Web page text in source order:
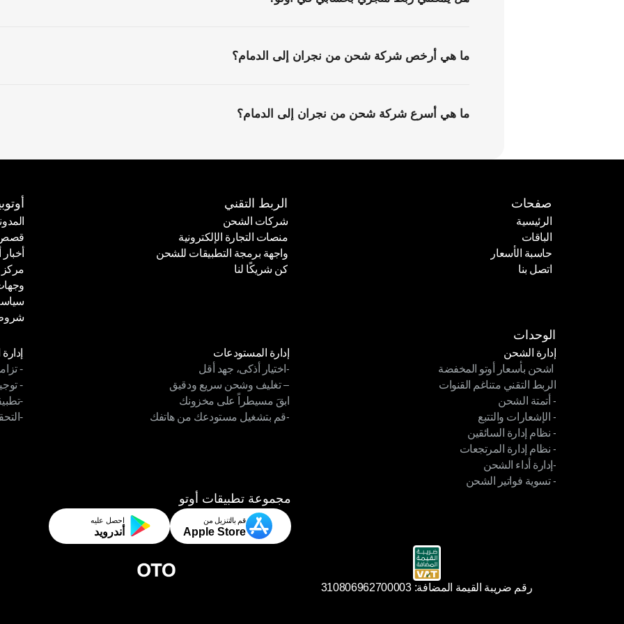
ما هي أرخص شركة شحن من نجران إلى الدمام؟
ما هي أسرع شركة شحن من نجران إلى الدمام؟
صفحات
الرئيسية
الرئيسية
الباقات
الباقات
حاسبة الأسعار
حاسبة الأسعار
اتصل بنا
الربط التقني
شركات الشحن
شركات الشحن
منصات التجارة الإلكترونية
منصات التجارة الإلكترونية
واجهة برمجة التطبيقات للشحن
واجهة برمجة التطبيقات للشحن
كن شريكًا لنا
قصص
قصص
أخبار
أخبار
مركز
مركز
الوحدات
إدارة الشحن
إدارة الشحن
اشحن بأسعار أوتو المخفضة
اشحن بأسعار أوتو المخفضة
الربط التقني متناغم القنوات
الربط التقني متناغم القنوات
- أتمتة الشحن
- أتمتة الشحن
- الإشعارات والتتبع
- الإشعارات والتتبع
- نظام إدارة السائقين
- نظام إدارة السائقين
- نظام إدارة المرتجعات
- نظام إدارة المرتجعات
-إدارة أداء الشحن
-إدارة أداء الشحن
- تسوية فواتير الشحن
إدارة المستودعات
إدارة المستودعات
-اختيار أذكى، جهد أقل
-اختيار أذكى، جهد أقل
– تغليف وشحن سريع ودقيق
– تغليف وشحن سريع ودقيق
ابقَ مسيطراً على مخزونك
ابقَ مسيطراً على مخزونك
-قم بتشغيل مستودعك من هاتفك
-
-
-
-
-
-
-
مجموعة تطبيقات أوتو
قم بالتنزيل من
Apple Store
احصل عليه
أندرويد
رقم ضريبة القيمة المضافة: 310806962700003